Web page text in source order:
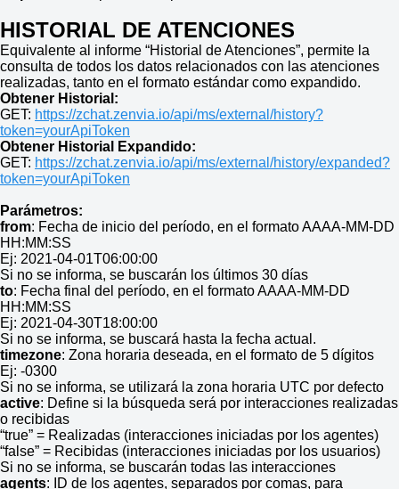
HISTORIAL DE ATENCIONES
Equivalente al informe “Historial de Atenciones”, permite la
consulta de todos los datos relacionados con las atenciones
realizadas, tanto en el formato estándar como expandido.
Obtener Historial:
GET: https://zchat.zenvia.io/api/ms/external/history?
token=yourApiToken
Obtener Historial Expandido:
GET: https://zchat.zenvia.io/api/ms/external/history/expanded?
token=yourApiToken
Parámetros:
from: Fecha de inicio del período, en el formato AAAA-MM-DD
HH:MM:SS
Ej: 2021-04-01T06:00:00
Si no se informa, se buscarán los últimos 30 días
to: Fecha final del período, en el formato AAAA-MM-DD
HH:MM:SS
Ej: 2021-04-30T18:00:00
Si no se informa, se buscará hasta la fecha actual.
timezone: Zona horaria deseada, en el formato de 5 dígitos
Ej: -0300
Si no se informa, se utilizará la zona horaria UTC por defecto
active: Define si la búsqueda será por interacciones realizadas
o recibidas
“true” = Realizadas (interacciones iniciadas por los agentes)
“false” = Recibidas (interacciones iniciadas por los usuarios)
Si no se informa, se buscarán todas las interacciones
agents: ID de los agentes, separados por comas, para